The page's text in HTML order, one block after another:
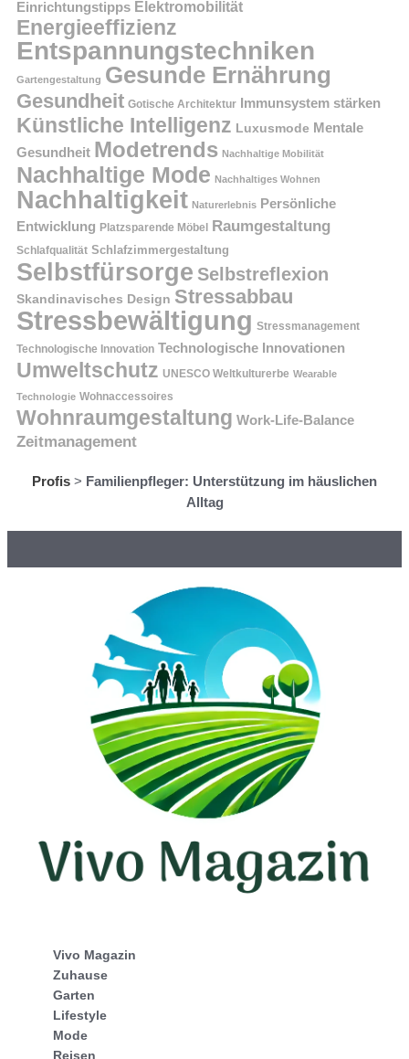
Einrichtungstipps Elektromobilität
Energieeffizienz
Entspannungstechniken
Gartengestaltung Gesunde Ernährung
Gesundheit Gotische Architektur Immunsystem stärken
Künstliche Intelligenz Luxusmode Mentale
Gesundheit Modetrends Nachhaltige Mobilität
Nachhaltige Mode Nachhaltiges Wohnen
Nachhaltigkeit Naturerlebnis Persönliche
Entwicklung Platzsparende Möbel Raumgestaltung
Schlafqualität Schlafzimmergestaltung
Selbstfürsorge Selbstreflexion
Skandinavisches Design Stressabbau
Stressbewältigung Stressmanagement
Technologische Innovation Technologische Innovationen
Umweltschutz UNESCO Weltkulturerbe Wearable
Technologie Wohnaccessoires
Wohnraumgestaltung Work-Life-Balance
Zeitmanagement
Profis > Familienpfleger: Unterstützung im häuslichen
Alltag
Vivo Magazin
Zuhause
Garten
Lifestyle
Mode
Reisen